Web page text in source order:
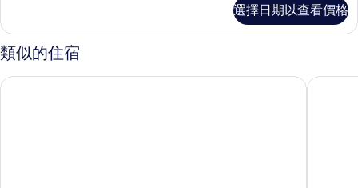
有
相
片
按
摩
浴
的
選擇日期以查看價格
類似的住宿
瑪麗蒂姆杜塞道夫飯店 諾富特